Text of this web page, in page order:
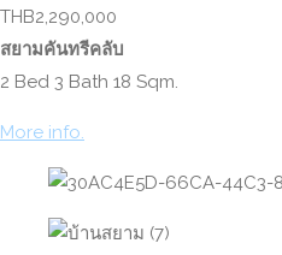
THB2,290,000
สยามคันทรีคลับ
2 Bed 3 Bath 18 Sqm.
More info.